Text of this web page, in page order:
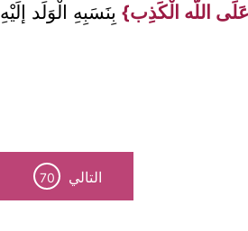
اللَّه الْكَذِب} بِنَسَبِهِ الْوَلَد إلَيْهِ
التالي 70